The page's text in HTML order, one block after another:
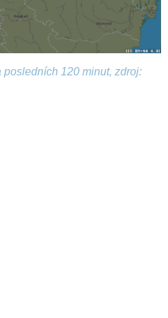
120 minut, zdroj: